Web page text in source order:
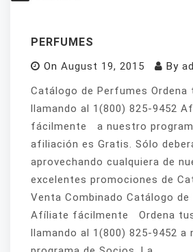
PERFUMES
On August 19, 2015 By
Catálogo de Perfumes Ordena
llamando al 1(800) 825-9452
fácilmente a nuestro
afiliación es Gratis. Sólo
aprovechando cualquiera de
excelentes promociones de
Venta Combinado Catálogo de
Afíliate fácilmente Ordena
llamando al 1(800) 825-9452 a